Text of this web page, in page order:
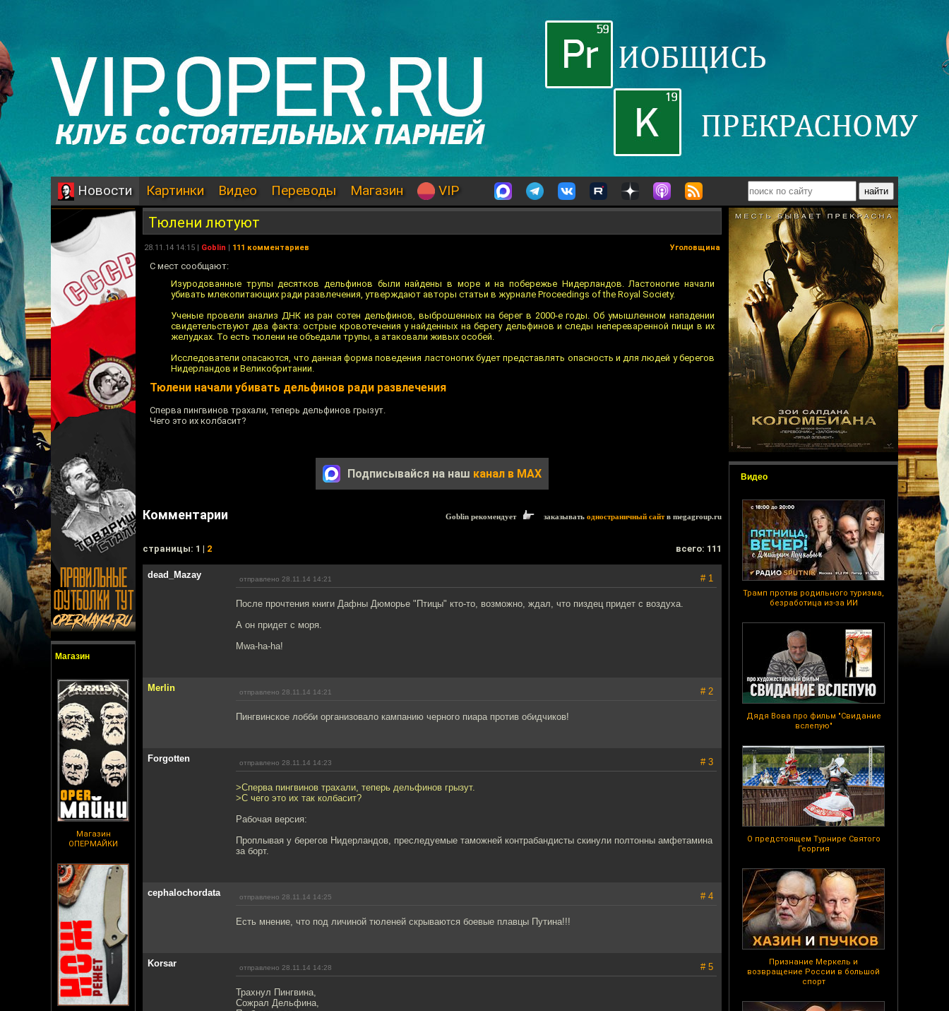
Новости Картинки Видео Переводы Магазин VIP
Магазин
Магазин
ОПЕРМАЙКИ
Видео
Трамп против родильного туризма,
безработица из-за ИИ
Дядя Вова про фильм "Свидание
вслепую"
О предстоящем Турнире Святого
Георгия
Признание Меркель и
возвращение России в большой
спорт
Тюлени лютуют
28.11.14 14:15 | Goblin | 111 комментариев Уголовщина
C мест сообщают:
Изуродованные трупы десятков дельфинов были найдены в море и на побережье Нидерландов. Ластоногие начали
убивать млекопитающих ради развлечения, утверждают авторы статьи в журнале Proceedings of the Royal Society.
Ученые провели анализ ДНК из ран сотен дельфинов, выброшенных на берег в 2000-е годы. Об умышленном нападении
свидетельствуют два факта: острые кровотечения у найденных на берегу дельфинов и следы непереваренной пищи в их
желудках. То есть тюлени не объедали трупы, а атаковали живых особей.
Исследователи опасаются, что данная форма поведения ластоногих будет представлять опасность и для людей у берегов
Нидерландов и Великобритании.
Тюлени начали убивать дельфинов ради развлечения
Сперва пингвинов трахали, теперь дельфинов грызут.
Чего это их колбасит?
Подписывайся на наш канал в MAX
Комментарии Goblin рекомендует заказывать одностраничный сайтв megagroup.ru
cтраницы: 1 | 2 всего: 111
dead_Mazay отправлено 28.11.14 14:21 # 1
После прочтения книги Дафны Дюморье "Птицы" кто-то, возможно, ждал, что пиздец придет с воздуха.
А он придет с моря.
Mwa-ha-ha!
Merlin отправлено 28.11.14 14:21 # 2
Пингвинское лобби организовало кампанию черного пиара против обидчиков!
Forgotten отправлено 28.11.14 14:23 # 3
>Сперва пингвинов трахали, теперь дельфинов грызут.
>С чего это их так колбасит?
Рабочая версия:
Проплывая у берегов Нидерландов, преследуемые таможней контрабандисты скинули полтонны амфетамина
за борт.
cephalochordata отправлено 28.11.14 14:25 # 4
Есть мнение, что под личиной тюленей скрываются боевые плавцы Путина!!!
Korsar отправлено 28.11.14 14:28 # 5
Трахнул Пингвина,
Сожрал Дельфина,